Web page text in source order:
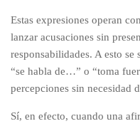
Estas expresiones operan
lanzar acusaciones sin
responsabilidades. A esto
“se habla de…” o “toma
percepciones sin necesidad
Sí, en efecto, cuando una